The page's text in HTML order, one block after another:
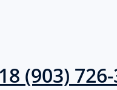
8 (903)